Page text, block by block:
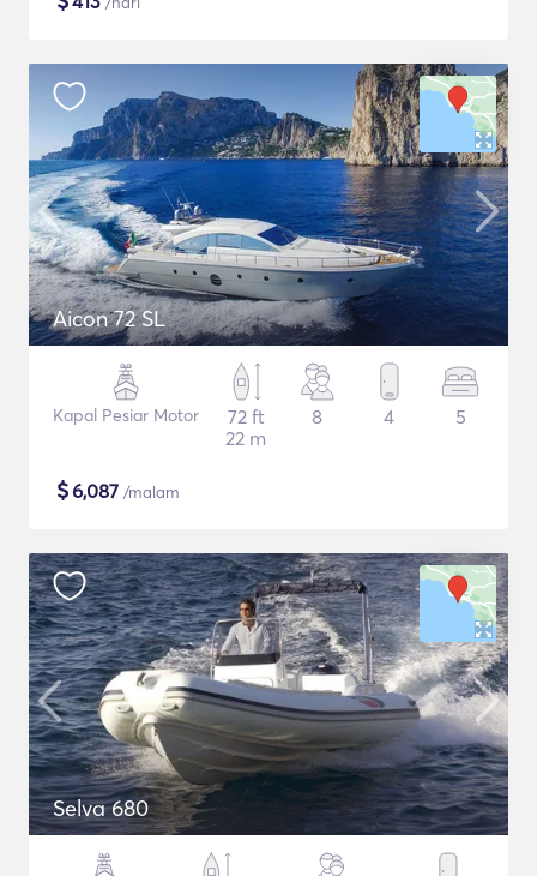
Aicon 72 SL
Kapal Pesiar Motor
72 ft
22 m
8 4 5
$6,087 /malam
Selva 680